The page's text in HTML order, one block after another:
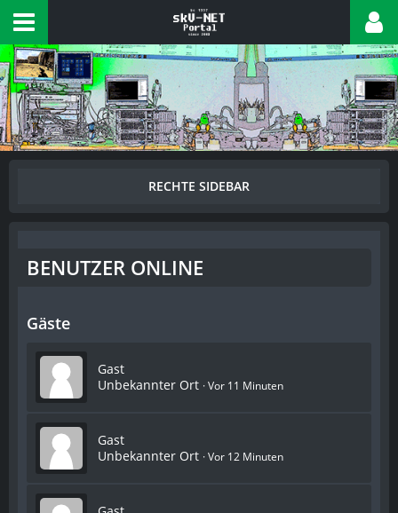
BENUTZER ONLINE
Gäste
Gast
Unbekannter Ort Vor 11 Minuten
Gast
Unbekannter Ort Vor 12 Minuten